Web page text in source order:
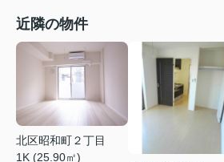
近隣の物件
北区昭和町２丁目
1K (25.90㎡)